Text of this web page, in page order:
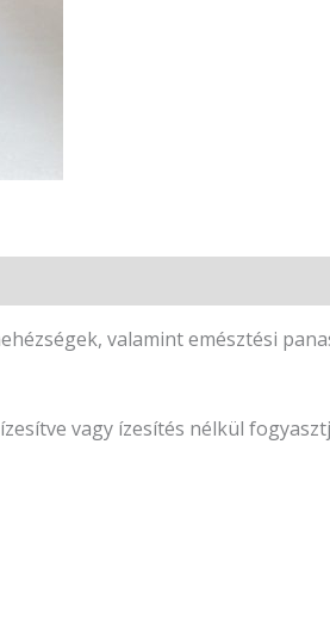
valamint emésztési
vagy ízesítés nélkül